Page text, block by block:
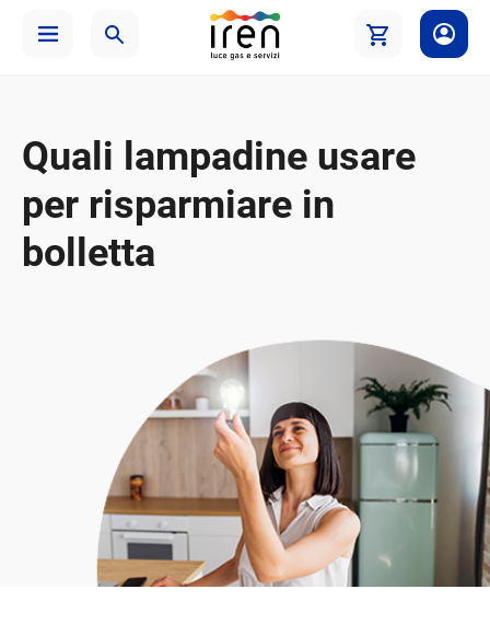
Quali lampadine usare
per risparmiare in
bolletta